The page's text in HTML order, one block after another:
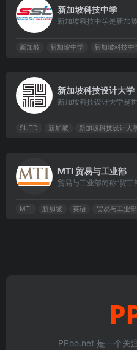
新加坡科技中学
新加坡 新加坡中学 新加坡科技中
新加坡科技设计大学
SUTD 新加坡 新加坡科技设计大
MTI 贸易与工业部
MTI 新加坡 英语 贸易与工业部
PPoo.net 是一个关